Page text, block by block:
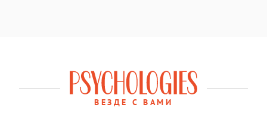
ВЕЗДЕ С ВАМИ